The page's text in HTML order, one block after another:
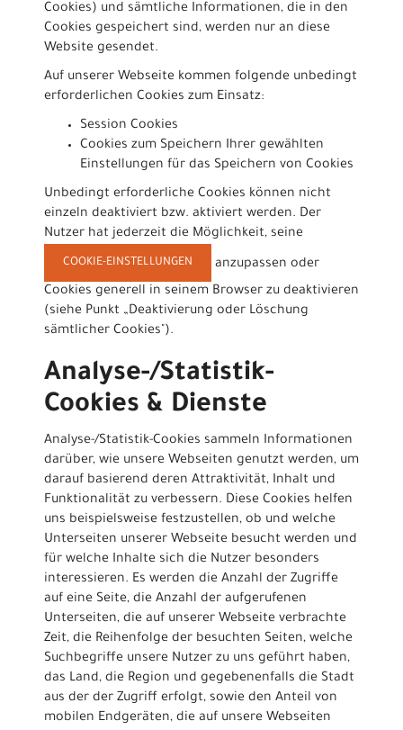
Cookies) und sämtliche Informationen, die in den
Cookies gespeichert sind, werden nur an diese
Website gesendet.
Auf unserer Webseite kommen folgende unbedingt
erforderlichen Cookies zum Einsatz:
Session Cookies
Cookies zum Speichern Ihrer gewählten
Einstellungen für das Speichern von Cookies
Unbedingt erforderliche Cookies können nicht
einzeln deaktiviert bzw. aktiviert werden. Der
Nutzer hat jederzeit die Möglichkeit, seine
COOKIE-EINSTELLUNGEN
anzupassen oder
Cookies generell in seinem Browser zu deaktivieren
(siehe Punkt „Deaktivierung oder Löschung
sämtlicher Cookies").
Analyse-/Statistik-
Cookies & Dienste
Analyse-/Statistik-Cookies sammeln Informationen
darüber, wie unsere Webseiten genutzt werden, um
darauf basierend deren Attraktivität, Inhalt und
Funktionalität zu verbessern. Diese Cookies helfen
uns beispielsweise festzustellen, ob und welche
Unterseiten unserer Webseite besucht werden und
für welche Inhalte sich die Nutzer besonders
interessieren. Es werden die Anzahl der Zugriffe
auf eine Seite, die Anzahl der aufgerufenen
Unterseiten, die auf unserer Webseite verbrachte
Zeit, die Reihenfolge der besuchten Seiten, welche
Suchbegriffe unsere Nutzer zu uns geführt haben,
das Land, die Region und gegebenenfalls die Stadt
aus der der Zugriff erfolgt, sowie den Anteil von
mobilen Endgeräten, die auf unsere Webseiten